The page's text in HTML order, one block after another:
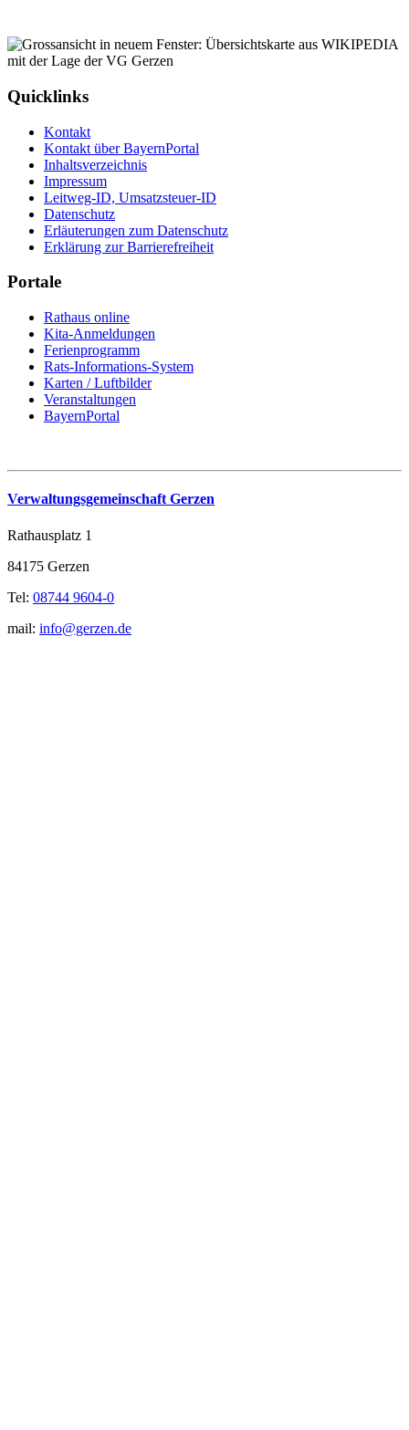
Quicklinks
Kontakt
Kontakt über BayernPortal
Inhaltsverzeichnis
Impressum
Leitweg-ID, Umsatzsteuer-ID
Datenschutz
Erläuterungen zum Datenschutz
Erklärung zur Barrierefreiheit
Portale
Rathaus online
Kita-Anmeldungen
Ferienprogramm
Rats-Informations-System
Karten / Luftbilder
Veranstaltungen
BayernPortal
Verwaltungsgemeinschaft Gerzen
Rathausplatz 1
84175 Gerzen
Tel: 08744 9604-0
mail: info@gerzen.de